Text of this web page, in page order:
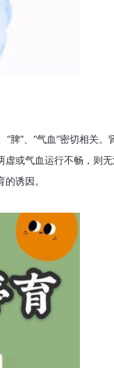
“脾”、“气血”密切相关
或气血运行不畅，则
诱因。